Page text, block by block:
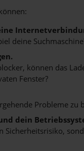
deine
können das
Fenster?
Probleme zu
dein
Sicherheitsrisiko,